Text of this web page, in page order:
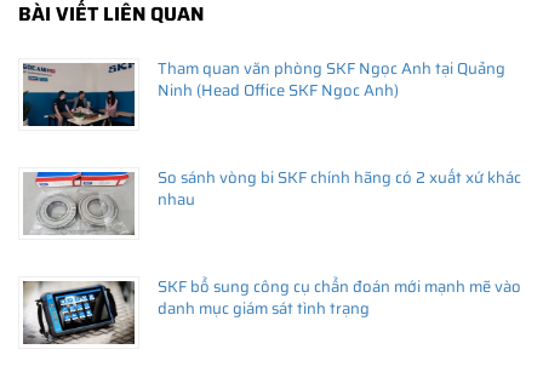
BÀI VIẾT LIÊN QUAN
Tham quan văn phòng SKF Ngọc Anh tại Quảng
Ninh (Head Office SKF Ngoc Anh)
So sánh vòng bi SKF chính hãng có 2 xuất xứ khác
nhau
SKF bổ sung công cụ chẩn đoán mới mạnh mẽ vào
danh mục giám sát tình trạng